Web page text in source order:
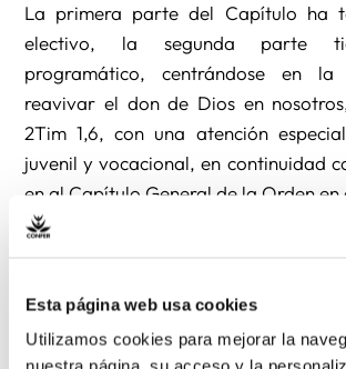
Esta página web usa cookies
Utilizamos cookies para mejorar la
La primera parte del Capítulo ha
electivo, la segunda parte
programático, centrándose en la
reavivar el don de Dios en
2Tim 1,6, con una atención
juvenil y vocacional, en continuidad
en al Capítulo General de la Orden en
Arzobispo, Jaén, el año 1971, es
eclesiástica por la Universidad